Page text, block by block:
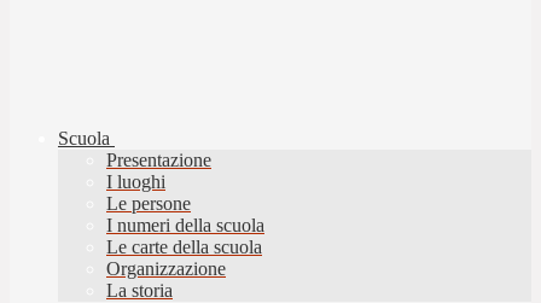
Scuola
Presentazione
I luoghi
Le persone
I numeri della scuola
Le carte della scuola
Organizzazione
La storia